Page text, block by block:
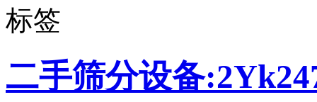
标签
二手筛分设备